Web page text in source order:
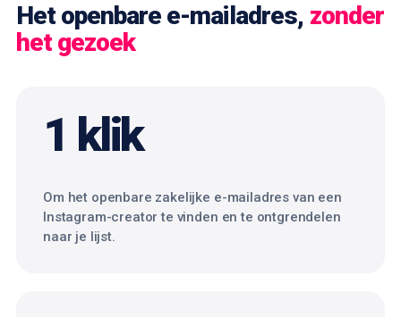
Het openbare e-mailadres, zonder
het gezoek
1 klik
Om het openbare zakelijke e-mailadres van een
Instagram-creator te vinden en te ontgrendelen
naar je lijst.